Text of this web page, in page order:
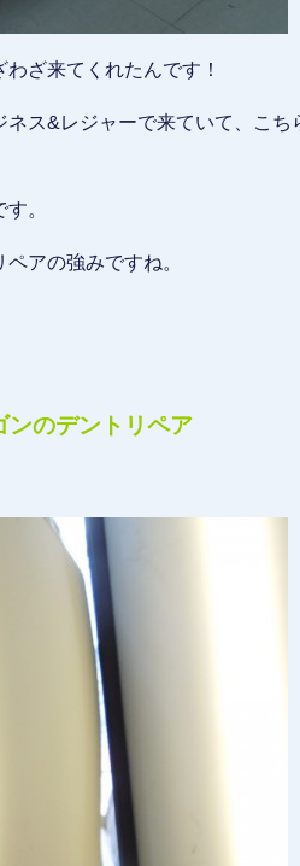
ざ来てくれたんです！
ス&レジャーで来ていて、こち
。
アの強みですね。
ンのデントリペア